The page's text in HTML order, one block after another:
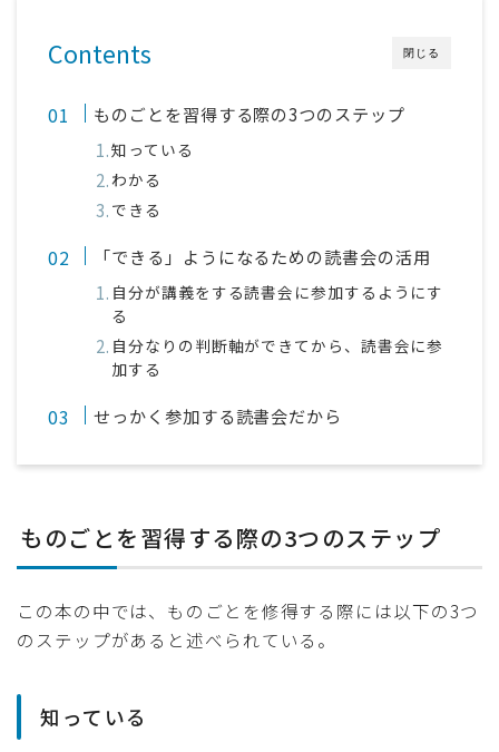
閉じる
Contents
ものごとを習得する際の3つのステップ
知っている
わかる
できる
「できる」ようになるための読書会の活用
自分が講義をする読書会に参加するようにす
る
自分なりの判断軸ができてから、読書会に参
加する
せっかく参加する読書会だから
ものごとを習得する際の3つのステップ
この本の中では、ものごとを修得する際には以下の3つ
のステップがあると述べられている。
知っている